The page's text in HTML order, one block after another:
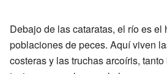
Debajo de las cataratas, el río es el
poblaciones de peces. Aquí viven
costeras y las truchas arcoíris,